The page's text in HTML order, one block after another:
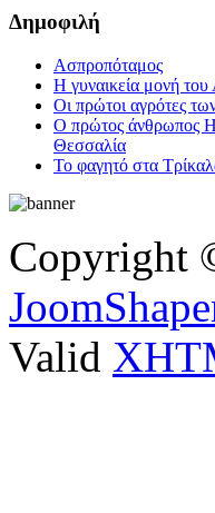
Δημοφιλή
Ασπροπόταμος
Η γυναικεία μονή του
Οι πρώτοι αγρότες
Ο πρώτος άνθρωπος
Θεσσαλία
Το φαγητό στα
Copyright
Valid